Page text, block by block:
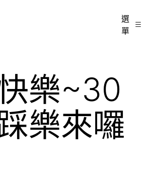
選
單
樂~30
樂來囉